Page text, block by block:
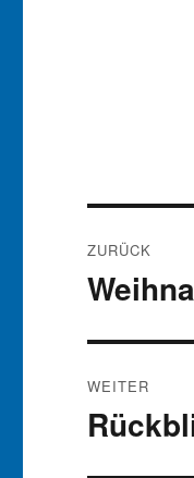
ZURÜCK
Vorheriger
WEITER
Nächster